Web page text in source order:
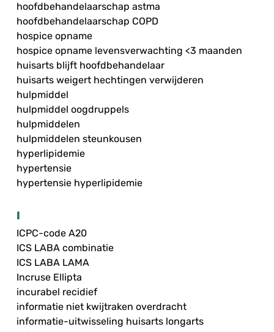
hoofdbehandelaarschap astma
hoofdbehandelaarschap COPD
hospice opname
hospice opname levensverwachting <3 maanden
huisarts blijft hoofdbehandelaar
huisarts weigert hechtingen verwijderen
hulpmiddel
hulpmiddel oogdruppels
hulpmiddelen
hulpmiddelen steunkousen
hyperlipidemie
hypertensie
hypertensie hyperlipidemie
I
ICPC-code A20
ICS LABA combinatie
ICS LABA LAMA
Incruse Ellipta
incurabel recidief
informatie niet kwijtraken overdracht
informatie-uitwisseling huisarts longarts